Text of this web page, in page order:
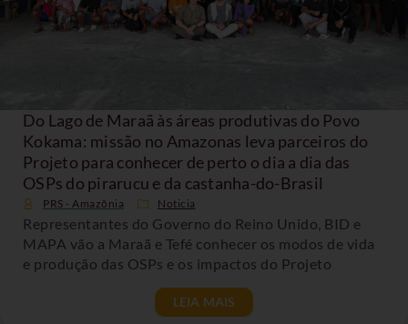
Do Lago de Maraã às áreas produtivas do Povo
Kokama: missão no Amazonas leva parceiros do
Projeto para conhecer de perto o dia a dia das
OSPs do pirarucu e da castanha-do-Brasil
PRS - Amazônia Noticia
Representantes do Governo do Reino Unido, BID e
MAPA vão a Maraã e Tefé conhecer os modos de vida
e produção das OSPs e os impactos do Projeto
LEIA MAIS